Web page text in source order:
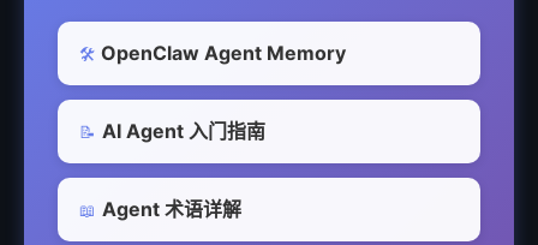
🛠️ OpenClaw Agent Memory
📝 AI Agent 入门指南
📖 Agent 术语详解